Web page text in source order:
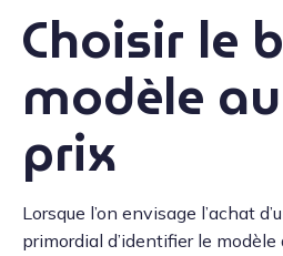
Choisir le
modèle
prix
Lorsque l’on envisage l’achat
primordial d’identifier le